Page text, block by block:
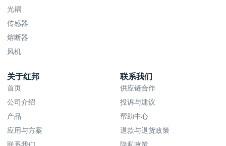
光耦
传感器
熔断器
风机
关于红邦
首页
公司介绍
产品
应用与方案
联系我们
供应链合作
投诉与建议
帮助中心
退款与退货政策